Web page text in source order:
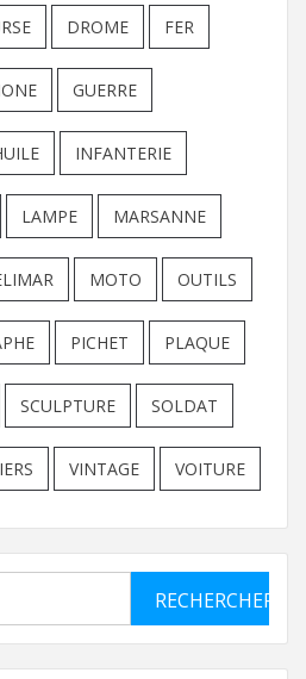
DROME FER
GUERRE
INFANTERIE
LAMPE MARSANNE
MOTO OUTILS
PICHET PLAQUE
SCULPTURE SOLDAT
VINTAGE VOITURE